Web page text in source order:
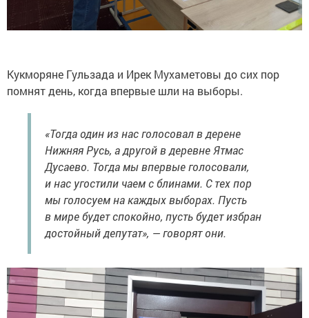
Кукморяне Гульзада и Ирек Мухаметовы до сих пор
помнят день, когда впервые шли на выборы.
«Тогда один из нас голосовал в дерене
Нижняя Русь, а другой в деревне Ятмас
Дусаево. Тогда мы впервые голосовали,
и нас угостили чаем с блинами. С тех пор
мы голосуем на каждых выборах. Пусть
в мире будет спокойно, пусть будет избран
достойный депутат», — говорят они.